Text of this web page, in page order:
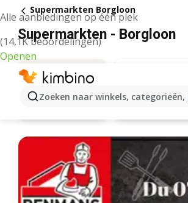
Alle aanbiedingen op één plek
(14,1K beoordelingen)
Openen
Zoeken naar winkels,
Supermarkten Borgloon
Supermarkten - Borgloon